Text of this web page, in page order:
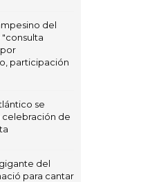
del
participación
se
celebración de
del
para cantar